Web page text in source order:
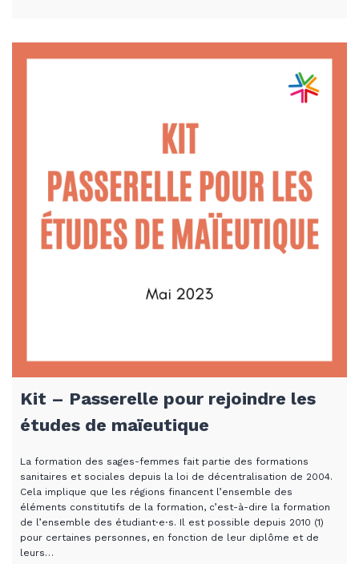
Kit – Passerelle pour rejoindre les
études de maïeutique
La formation des sages-femmes fait partie des formations
sanitaires et sociales depuis la loi de décentralisation de 2004.
Cela implique que les régions financent l’ensemble des
éléments constitutifs de la formation, c’est-à-dire la formation
de l’ensemble des étudiant⋅e⋅s. Il est possible depuis 2010 (1)
pour certaines personnes, en fonction de leur diplôme et de
leurs…